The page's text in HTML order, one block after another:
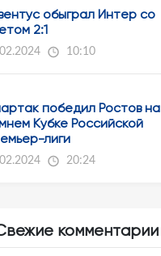
обыграл Интер со
2:1
10:10
победил Ростов на
Кубке Российской
лиги
20:24
комментарии